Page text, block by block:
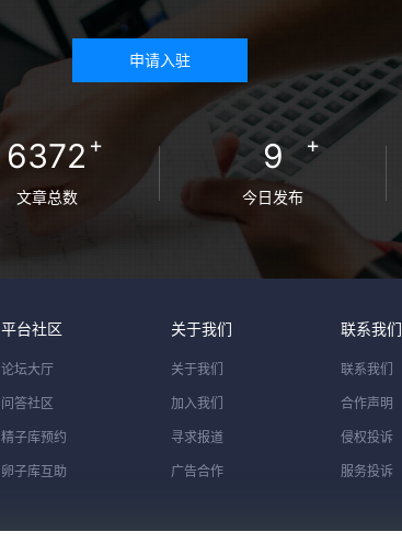
申请入驻
6372 +
文章总数
9 +
今日发布
平台社区
论坛大厅
问答社区
精子库预约
卵子库互助
关于我们
关于我们
加入我们
寻求报道
广告合作
联系我们
联系我们
合作声明
侵权投诉
服务投诉